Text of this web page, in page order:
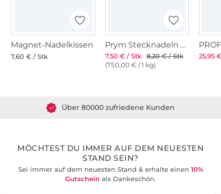
Magnet-Nadelkissen
7,60 € / Stk
Prym Stecknadeln mit Griff
7,50 € / Stk
8,20 € / Stk
(750,00 € / 1 kg)
25,95
MÖCHTEST DU IMMER AUF DEM NEUESTEN
STAND SEIN?
Sei immer auf dem neuesten Stand & erhalte einen 10%
Gutschein als Dankeschön.